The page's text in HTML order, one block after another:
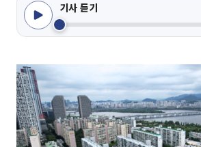
기사 듣기